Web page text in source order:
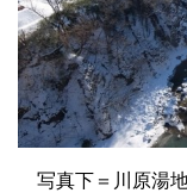
写真下＝川原湯